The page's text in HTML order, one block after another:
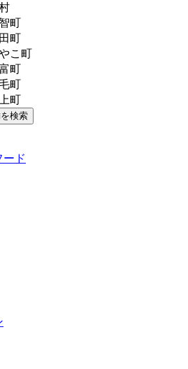
町
町
こ町
町
町
町
検索
ード